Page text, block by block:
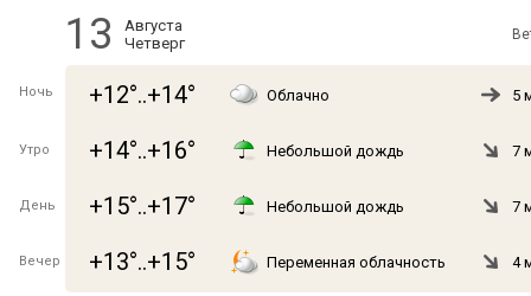
13
Августа
Четверг
Ночь +12°..+14° Облачно 5
Утро +14°..+16° Небольшой дождь 7
День +15°..+17° Небольшой дождь 7
Вечер +13°..+15° Переменная облачность 4